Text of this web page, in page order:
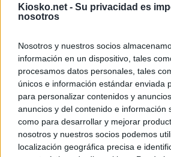
Kiosko.net - Su privacidad es
nosotros
Nosotros y nuestros socios
información en un dispositivo, tales
procesamos datos personales, tales
únicos e información estándar enviada
para personalizar contenidos y
anuncios y del contenido e información
como para desarrollar y mejorar
nosotros y nuestros socios podemos
localización geográfica precisa e